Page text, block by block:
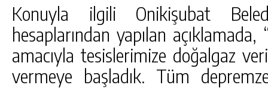
Konuyla ilgili Onikişubat
hesaplarından yapılan açıklamada,
amacıyla tesislerimize doğalgaz
vermeye başladık. Tüm